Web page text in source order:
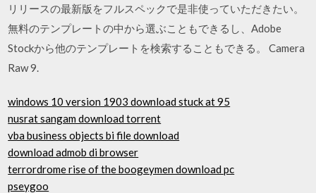
リリースの最新版をフルスペックで是非使っていただきたい。
無料のテンプレートの中から選ぶこともできるし、Adobe
Stockから他のテンプレートを検索することもできる。 Camera
Raw 9.
windows 10 version 1903 download stuck at 95
nusrat sangam download torrent
vba business objects bi file download
download admob di browser
terrordrome rise of the boogeymen download pc
pseygoo